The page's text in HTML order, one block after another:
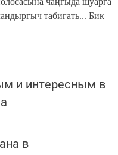
табигать... Бик
и интересным в
в